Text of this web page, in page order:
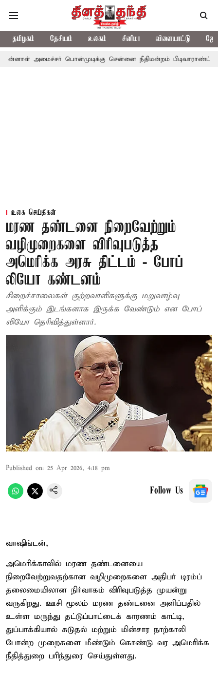
தமிழகம் தேசியம் உலகம் சினிமா விளையாட்டு
பொன்முடிக்கு சென்னை நீதிமன்றம் பிடிவாராண்ட்
உலக செய்திகள்
மரண தண்டனை நிறைவேற்றும்
வழிமுறைகளை விரிவுபடுத்த
அமெரிக்க அரசு திட்டம் - போப்
லியோ கண்டனம்
சிறைச்சாலைகள் குற்றவாளிகளுக்கு மறுவாழ்வு
அளிக்கும் இடங்களாக இருக்க வேண்டும் என போப்
லியோ தெரிவித்துள்ளார்.
Published on: 25 Apr 2026, 4:18 pm
Follow Us
வாஷிங்டன்,
அமெரிக்காவில் மரண தண்டனையை
நிறைவேற்றுவதற்கான வழிமுறைகளை அதிபர் டிரம்ப்
தலைமையிலான நிர்வாகம் விரிவுபடுத்த முயன்று
வருகிறது. ஊசி மூலம் மரண தண்டனை அளிப்பதில்
உள்ள மருந்து தட்டுப்பாட்டைக் காரணம் காட்டி,
துப்பாக்கியால் சுடுதல் மற்றும் மின்சார நாற்காலி
போன்ற முறைகளை மீண்டும் கொண்டு வர அமெரிக்க
நீதித்துறை பரிந்துரை செய்துள்ளது.